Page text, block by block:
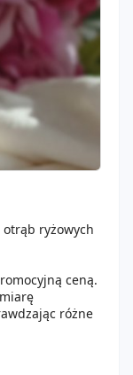
otrąb ryżowych
ceną.
różne
z